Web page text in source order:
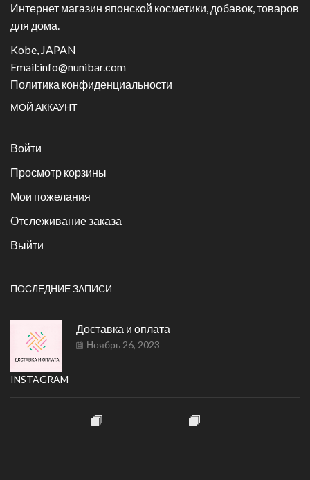
Интернет магазин японской косметики, добавок, товаров
для дома.
Kobe, JAPAN
Email:info@nunibar.com
Политика конфиденциальности
МОЙ АККАУНТ
Войти
Просмотр корзины
Мои пожелания
Отслеживание заказа
Выйти
ПОСЛЕДНИЕ ЗАПИСИ
Доставка и оплата
Ноябрь 26, 2023
INSTAGRAM